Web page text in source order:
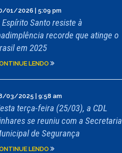
01/2026 | 5:09 pm
Espírito Santo resiste à
recorde que atinge o
em 2025
LENDO
03/2025 | 9:58 am
terça-feira (25/03), a CDL
se reuniu com a Secretaria
de Segurança
LENDO